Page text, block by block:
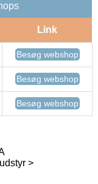
Link
Besøg webshop
Besøg webshop
Besøg webshop
>